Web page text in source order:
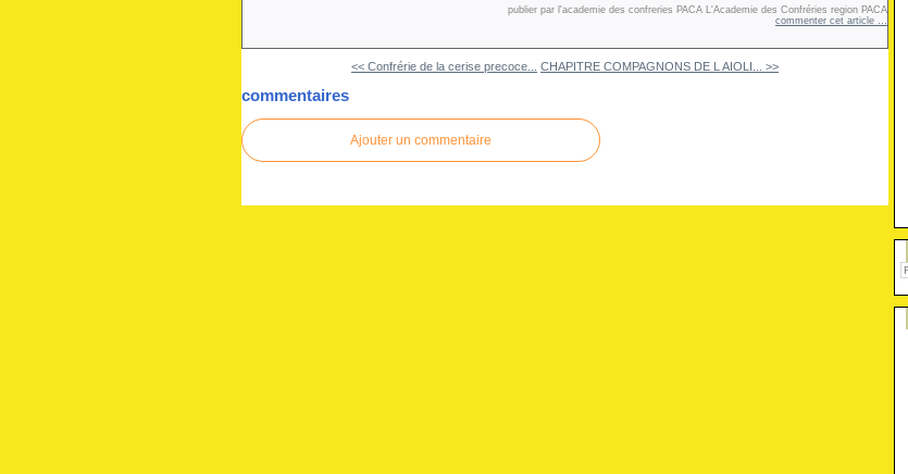
publier par l'academie des confreries PACA L'Academie des Confréries region PACA
commenter cet article
<< Confrérie de la cerise precoce... CHAPITRE COMPAGNONS DE L AIOLI... >>
commentaires
Ajouter un commentaire